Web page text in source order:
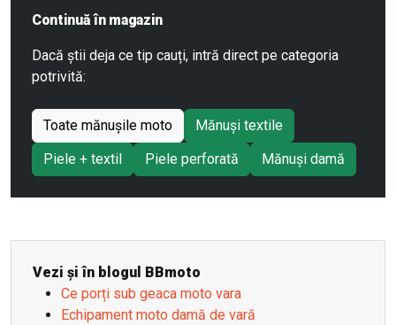
Continuă în magazin
Dacă știi deja ce tip cauți, intră direct pe categoria
potrivită:
Toate mănușile moto
Mănuși textile
Piele + textil
Piele perforată Mănuși damă
Vezi și în blogul BBmoto
Ce porți sub geaca moto vara
Echipament moto damă de vară